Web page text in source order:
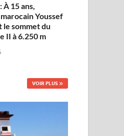
À 15 ans,
Youssef
le sommet du
II à 6.250 m
VOIR PLUS